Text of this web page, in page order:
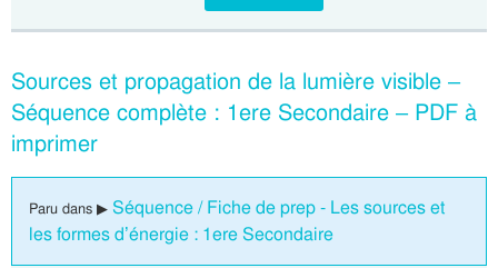
Sources et propagation de la lumière visible –
Séquence complète : 1ere Secondaire – PDF à
imprimer
Paru dans ▶ Séquence / Fiche de prep - Les sources et
les formes d’énergie : 1ere Secondaire